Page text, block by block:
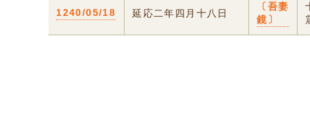
1240/05/18 延応二年四月十八日
〔吾妻
鏡〕